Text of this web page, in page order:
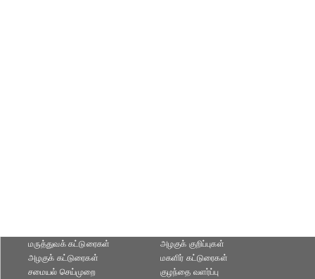
மருத்துவக் கட்டுரைகள்
அழகுக் கட்டுரைகள்
அழகுக் குறிப்புகள்
மகளிர் கட்டுரைகள்
சமையல் செய்முறை
குழந்தை வளர்ப்பு